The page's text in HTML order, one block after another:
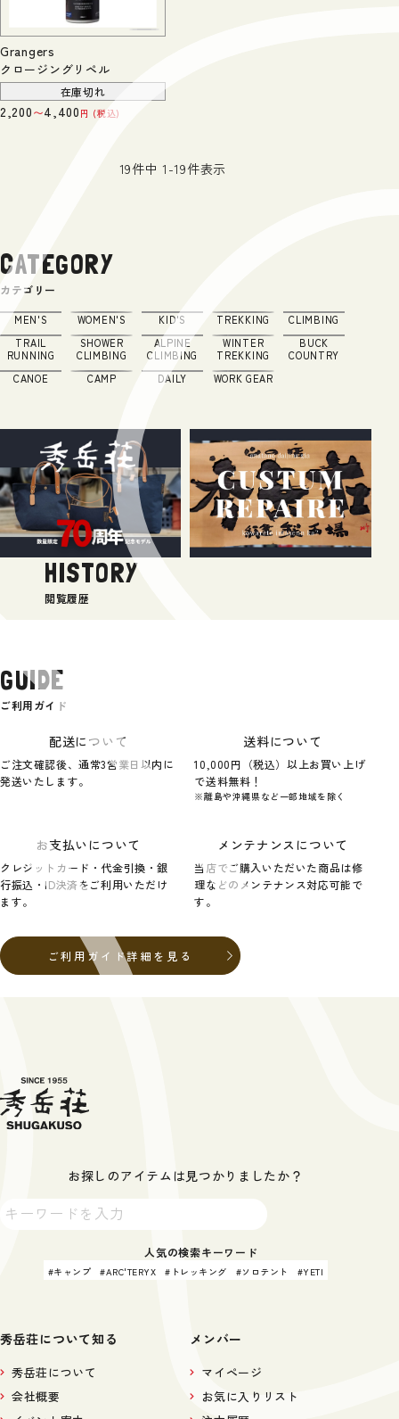
Grangers
クロージングリペル
在庫切れ
2,200〜4,400 税込
19件中 1 -19件表示
CATEGORY
カテゴリー
MEN'S WOMEN'S KID'S TREKKING
CLIMBING
TRAIL
RUNNING
SHOWER
CLIMBING
ALPINE
CLIMBING
WINTER
TREKKING
BUCK
COUNTRY
CANOE
CAMP DAILY WORK GEAR
HISTORY
閲覧履歴
GUIDE
ご利用ガイド
配送について
ご注文確認後、通常3営業日以内に
発送いたします。
送料について
10,000円（税込）以上お買い上げ
で送料無料！
※離島や沖縄県など一部地域を除く
お支払いについて
クレジットカード・代金引換・銀
行振込・ID決済をご利用いただけ
ます。
メンテナンスについて
当店でご購入いただいた商品は修
理などのメンテナンス対応可能で
す。
ご利用ガイド詳細を見る
お探しのアイテムは見つかりましたか？
人気の検索キーワード
キャンプ ARC'TERYX トレッキング ソロテント YETI
秀岳荘について知る
秀岳荘について
会社概要
メンバー
マイページ
お気に入りリスト